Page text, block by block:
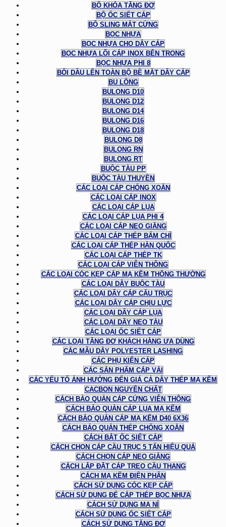
BỘ KHÓA TĂNG ĐƠ
BỘ ỐC SIẾT CÁP
BỘ SLING MẮT CỨNG
BỌC NHỰA
BỌC NHỰA CHO DÂY CÁP
BỌC NHỰA LÕI CÁP INOX BÊN TRONG
BỌC NHỰA PHI 8
BÔI DẦU LÊN TOÀN BỘ BỀ MẶT DÂY CÁP
BU LÔNG
BULONG D10
BULONG D12
BULONG D14
BULONG D16
BULONG D18
BULONG D8
BULONG RN
BULONG RT
BUỘC TÀU PP
BUỘC TÀU THUYỀN
CÁC LOẠI CÁP CHỐNG XOẮN
CÁC LOẠI CÁP INOX
CÁC LOẠI CÁP LỤA
CÁC LOẠI CÁP LỤA PHI 4
CÁC LOẠI CÁP NEO GIẰNG
CÁC LOẠI CÁP THÉP BẤM CHÌ
CÁC LOẠI CÁP THÉP HÀN QUỐC
CÁC LOẠI CÁP THÉP TK
CÁC LOẠI CÁP VIỄN THÔNG
CÁC LOẠI CÓC KẸP CÁP MẠ KẼM THÔNG THƯỜNG
CÁC LOẠI DÂY BUỘC TÀU
CÁC LOẠI DÂY CÁP CẨU TRỤC
CÁC LOẠI DÂY CÁP CHỊU LỰC
CÁC LOẠI DÂY CÁP LỤA
CÁC LOẠI DÂY NEO TÀU
CÁC LOẠI ỐC SIẾT CÁP
CÁC LOẠI TĂNG ĐƠ KHÁCH HÀNG ƯA DÙNG
CÁC MẪU DÂY POLYESTER LASHING
CÁC PHỤ KIỆN CÁP
CÁC SẢN PHẨM CÁP VẢI
CÁC YẾU TỐ ẢNH HƯỞNG ĐẾN GIÁ CẢ DÂY THÉP MẠ KẼM
CACBON NGUYÊN CHẤT
CÁCH BẢO QUẢN CÁP CỨNG VIỄN THÔNG
CÁCH BẢO QUẢN CÁP LỤA MẠ KẼM
CÁCH BẢO QUẢN CÁP MẠ KẼM D40 6X36
CÁCH BẢO QUẢN THÉP CHỐNG XOẮN
CÁCH BẮT ỐC SIẾT CÁP
CÁCH CHỌN CÁP CẦU TRỤC 5 TẤN HIỆU QUẢ
CÁCH CHỌN CÁP NEO GIẰNG
CÁCH LẮP ĐẶT CÁP TREO CẦU THANG
CÁCH MẠ KẼM ĐIỆN PHÂN
CÁCH SỬ DỤNG CÓC KẸP CÁP
CÁCH SỬ DỤNG ĐỂ CÁP THÉP BỌC NHỰA
CÁCH SỬ DỤNG MA NÍ
CÁCH SỬ DỤNG ỐC SIẾT CÁP
CÁCH SỬ DỤNG TĂNG ĐƠ